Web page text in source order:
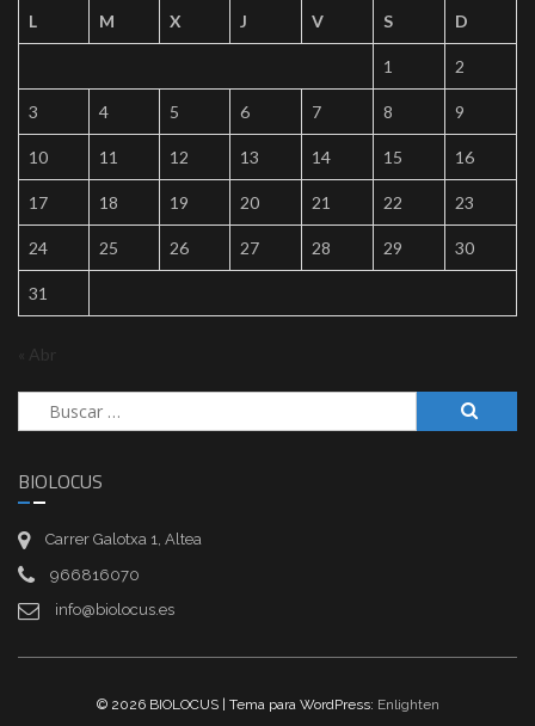
L
M X J V S D
1 2
3 4 5 6 7 8 9
10 11 12 13 14 15 16
17 18 19 20 21 22 23
24 25 26 27 28 29 30
31
« Abr
Buscar:
BIOLOCUS
Carrer Galotxa 1, Altea
966816070
info@biolocus.es
© 2026 BIOLOCUS | Tema para WordPress: Enlighten